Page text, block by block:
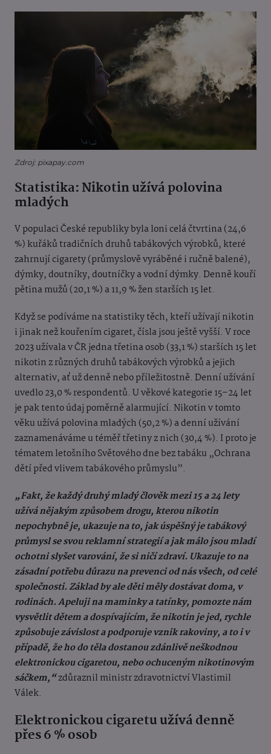
Zdroj: pixapay.com
Statistika: Nikotin užívá polovina
mladých
V populaci České republiky byla loni celá čtvrtina (24,6
%) kuřáků tradičních druhů tabákových výrobků, které
zahrnují cigarety (průmyslově vyráběné i ručně balené),
dýmky, doutníky, doutníčky a vodní dýmky. Denně kouří
pětina mužů (20,1 %) a 11,9 % žen starších 15 let.
Když se podíváme na statistiky těch, kteří užívají nikotin
i jinak než kouřením cigaret, čísla jsou ještě vyšší. V roce
2023 užívala v ČR jedna třetina osob (33,1 %) starších 15 let
nikotin z různých druhů tabákových výrobků a jejich
alternativ, ať už denně nebo příležitostně. Denní užívání
uvedlo 23,0 % respondentů. U věkové kategorie 15–24 let
je pak tento údaj poměrně alarmující. Nikotin v tomto
věku užívá polovina mladých (50,2 %) a denní užívání
zaznamenáváme u téměř třetiny z nich (30,4 %). I proto je
tématem letošního Světového dne bez tabáku „Ochrana
dětí před vlivem tabákového průmyslu”.
„Fakt, že každý druhý mladý člověk mezi 15 a 24 lety
užívá nějakým způsobem drogu, kterou nikotin
nepochybně je, ukazuje na to, jak úspěšný je tabákový
průmysl se svou reklamní strategií a jak málo jsou mladí
ochotni slyšet varování, že si ničí zdraví. Ukazuje to na
zásadní potřebu důrazu na prevenci od nás všech, od celé
společnosti. Základ by ale děti měly dostávat doma, v
rodinách. Apeluji na maminky a tatínky, pomozte nám
vysvětlit dětem a dospívajícím, že nikotin je jed, rychle
způsobuje závislost a podporuje vznik rakoviny, a to i v
případě, že ho do těla dostanou zdánlivě neškodnou
elektronickou cigaretou, nebo ochuceným nikotinovým
sáčkem,“zdůraznil ministr zdravotnictví Vlastimil
Válek.
Elektronickou cigaretu užívá denně
přes 6 % osob